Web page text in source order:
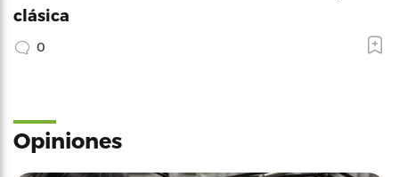
clásica
0
Opiniones